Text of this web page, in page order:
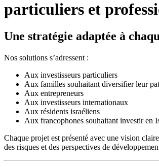
particuliers et
Une stratégie adaptée à
Nos solutions s’adressent :
Aux investisseurs particuliers
Aux familles souhaitant diversifier leur
Aux entrepreneurs
Aux investisseurs internationaux
Aux résidents israéliens
Aux francophones souhaitant investir en
Chaque projet est présenté avec une vision
des risques et des perspectives de